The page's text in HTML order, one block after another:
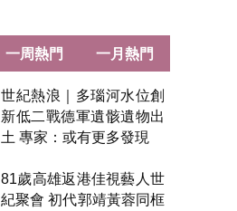
世紀熱浪｜多瑙河水位創
新低二戰德軍遺骸遺物出
土 專家：或有更多發現
81歲高雄返港佳視藝人世
紀聚會 初代郭靖黃蓉同框
一周熱門 一月熱門